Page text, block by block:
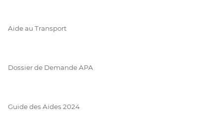
Aide au Transport
Dossier de Demande APA
Guide des Aides 2024